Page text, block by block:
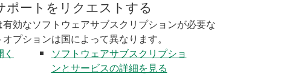
ポートをリクエストする
効なソフトウェアサブスクリプションが必要な
プションは国によって異なります。
ソフトウェアサブスクリプショ
ンとサービスの詳細を見る